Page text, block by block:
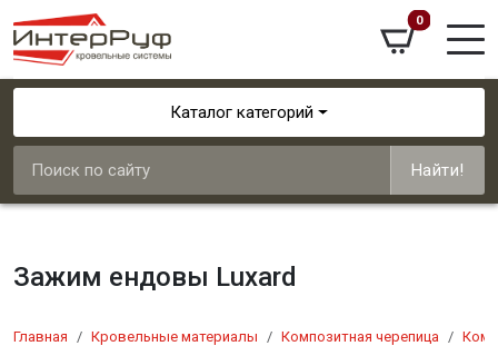
0
Каталог категорий
Найти!
Зажим ендовы Luxard
Главная Кровельные материалы Композитная черепица